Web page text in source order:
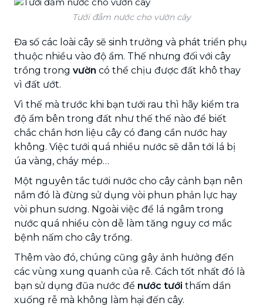
Tưới đẫm nước cho vườn cây
Đa số các loài cây sẽ sinh trưởng và phát triển phụ
thuộc nhiều vào độ ẩm. Thế nhưng đối với cây
trồng trong vườn có thể chịu được đất khô thay
vì đất ướt.
Vì thế mà trước khi bạn tưới rau thì hãy kiểm tra
độ ẩm bên trong đất như thế thế nào để biết
chắc chắn hơn liệu cây có đang cần nước hay
không. Việc tưới quá nhiều nước sẽ dẫn tới lá bị
úa vàng, cháy mép…
Một nguyên tắc tưới nước cho cây cảnh bạn nên
nắm đó là đừng sử dụng vòi phun phản lực hay
vòi phun sương. Ngoài việc để lá ngâm trong
nước quá nhiều còn dễ làm tăng nguy cơ mắc
bệnh nấm cho cây trồng.
Thêm vào đó, chúng cũng gây ảnh hưởng đến
các vùng xung quanh của rễ. Cách tốt nhất đó là
bạn sử dụng đũa nước để nước tưới thấm dần
xuống rễ mà không làm hại đến cây.